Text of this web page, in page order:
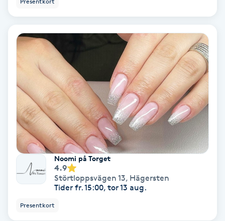
Babylights
Bambumassage
Barber
BarnklippningNoomi på Torget
4.9
Störtloppsvägen 13, Hägersten
Tider fr. 15:00, tor 13 aug.
Presentkort